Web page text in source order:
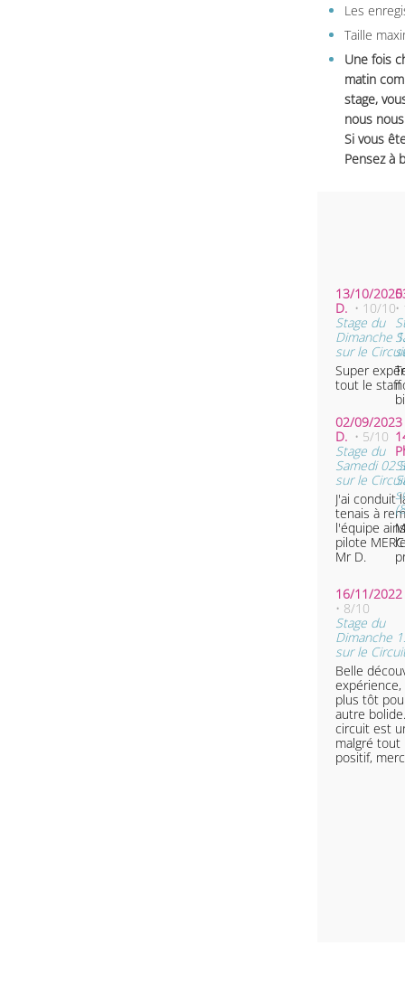
Les
Taille
Une fois
matin
stage,
nous
Si vous
Pensez à
13/10/2025
D. • 10/10
Stage du
Dimanche
sur le
Super
tout le staff
02/09/2023
D. • 5/10
Stage du
Samedi 02
sur le
J'ai conduit
tenais à
l'équipe
pilote MERCI
Mr D.
• 8/10
Stage du
Dimanche
sur le
Belle
plus tôt
autre bolide.
circuit est
malgré
positif,